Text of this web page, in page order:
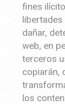
fines
dañar,
web, en
terceros
copiarán,
los